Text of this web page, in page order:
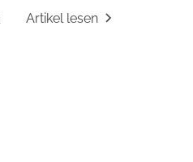
Artikel lesen